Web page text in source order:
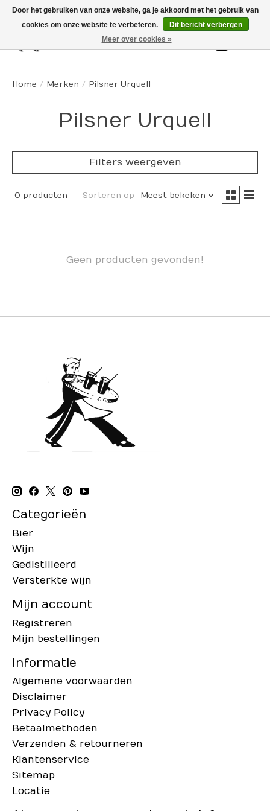
Home / Merken / Pilsner Urquell
Pilsner Urquell
Filters weergeven
0 producten Sorteren op Meest bekeken
Geen producten gevonden!
Categorieën
Bier
Wijn
Gedistilleerd
Versterkte wijn
Mijn account
Registreren
Mijn bestellingen
Informatie
Algemene voorwaarden
Disclaimer
Privacy Policy
Betaalmethoden
Verzenden & retourneren
Klantenservice
Sitemap
Locatie
Door het gebruiken van onze website, ga je akkoord met het gebruik van
cookies om onze website te verbeteren.
Dit bericht verbergen
Meer over cookies »